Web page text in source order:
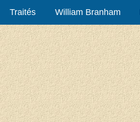
Traités William Branham